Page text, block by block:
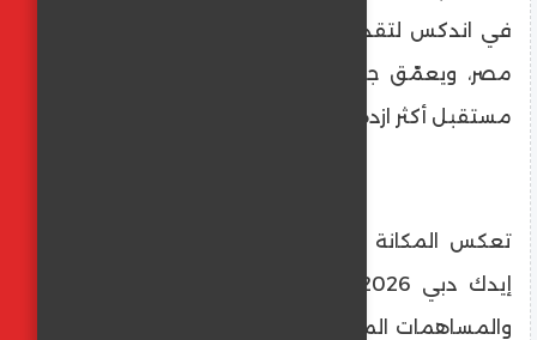
في اندكس لتقديم حضور مشرّف يعكس قوة
مصر، ويعمّق جسور التعاون بين البلدين نحو
مستقبل أكثر ازدهاراً".
تعكس المكانة المرموقة لمشاركة مصر في
والمساهمات المتواصلة في فعاليات المعرض